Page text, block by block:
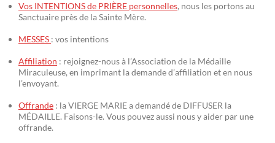
Vos INTENTIONS de PRIÈRE personnelles, nous les portons au
Sanctuaire près de la Sainte Mère.
MESSES : vos intentions
Affiliation : rejoignez-nous à l’Association de la Médaille
Miraculeuse, en imprimant la demande d’affiliation et en nous
l’envoyant.
Offrande : la VIERGE MARIE a demandé de DIFFUSER la
MÉDAILLE. Faisons-le. Vous pouvez aussi nous y aider par une
offrande.